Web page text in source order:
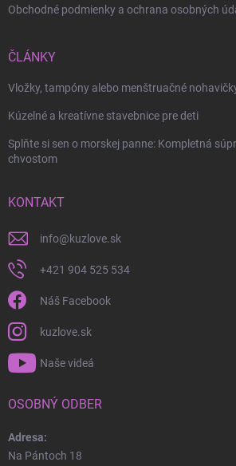
Obchodné podmienky a ochrana osobných
ČLÁNKY
Vložky, tampóny alebo menštruačné
Kúzelné a kreatívne stavebnice pre deti
Splňte si sen o morskej panne: Kompletná
chvostom
KONTAKT
info@kuzlove.sk
+421 904 525 534
Náš Facebook
kuzlove.sk
Naše videá
OSOBNÝ ODBER
Adresa:
Na Pántoch 18